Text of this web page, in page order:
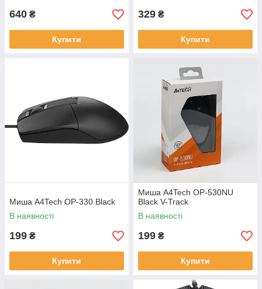
640 ₴
Купити
329 ₴
Купити
Миша A4Tech OP-330 Black
В наявності
199 ₴
Купити
Миша A4Tech OP-530NU
Black V-Track
В наявності
199 ₴
Купити